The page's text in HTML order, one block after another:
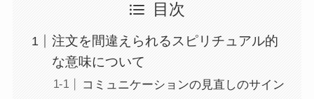
目次
注文を間違えられるスピリチュアル的
な意味について
コミュニケーションの見直しのサイン